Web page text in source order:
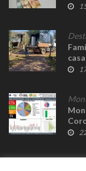
casa